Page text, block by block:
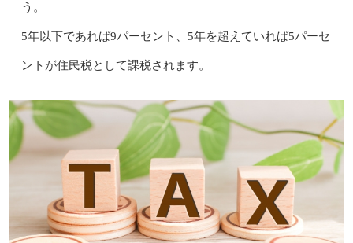
う。
5年以下であれば9パーセント、5年を超えていれば5パーセ
ントが住民税として課税されます。